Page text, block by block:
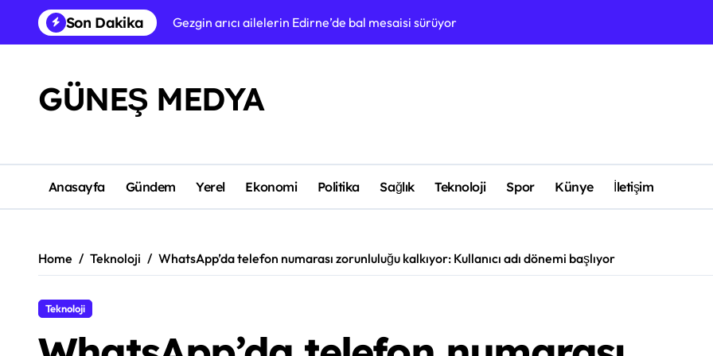
content
Son Dakika Gezgin arıcı ailelerin Edirne’de bal mesaisi sürüyor Çerkezköy’de
GÜNEŞ MEDYA
Anasayfa Gündem Yerel Ekonomi Politika Sağlık Teknoloji Spor Künye İletişim
Home Teknoloji WhatsApp’da telefon numarası zorunluluğu kalkıyor: Kullanıcı adı dönemi başlıyor
Teknoloji